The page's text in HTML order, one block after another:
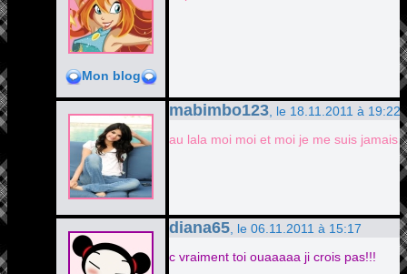
Mon blog
mabimbo123 , le 18.11.2011 à 19:22
au lala moi moi et moi je me suis jamais
diana65 , le 06.11.2011 à 15:17
c vraiment toi ouaaaaa ji crois pas!!!